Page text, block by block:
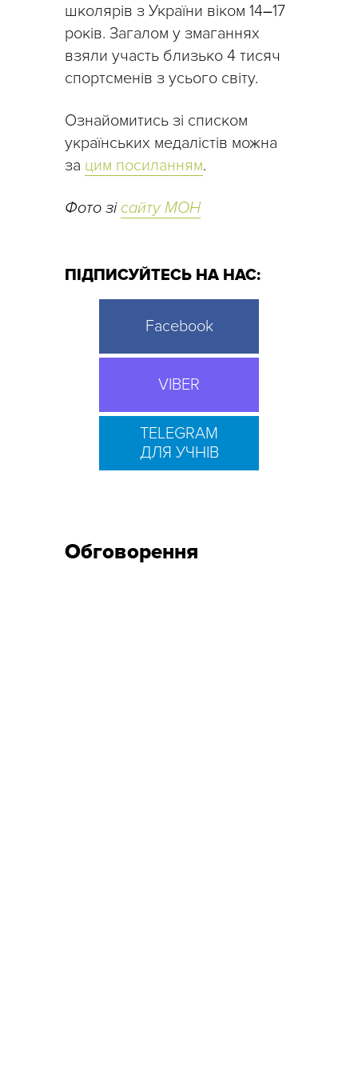
школярів з України віком 14–17
років. Загалом у змаганнях
взяли участь близько 4 тисяч
спортсменів з усього світу.
Ознайомитись зі списком
українських медалістів можна
за цим посиланням.
Фото зі сайту МОН
ПІДПИСУЙТЕСЬ НА НАС:
Facebook
VIBER
TELEGRAM
ДЛЯ УЧНІВ
Обговорення